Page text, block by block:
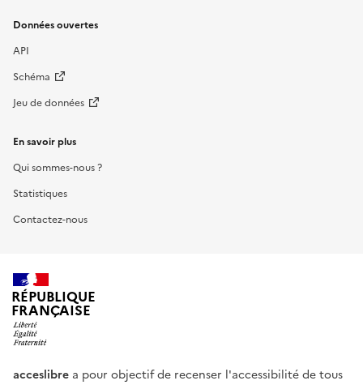
Données ouvertes
API
Schéma
Jeu de données
En savoir plus
Qui sommes-nous ?
Statistiques
Contactez-nous
RÉPUBLIQUE
FRANÇAISE
acceslibre a pour objectif de recenser l'accessibilité de tous